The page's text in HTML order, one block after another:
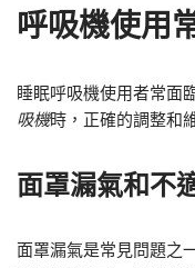
呼吸機使用
睡眠呼吸機使用者常面
吸機時，正確的調整和
面罩漏氣和不
面罩漏氣是常見問題之